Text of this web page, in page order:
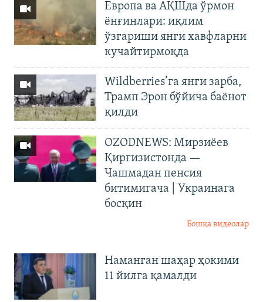
Европа ва АҚШда ўрмон
ёнғинлари: иқлим
ўзгариши янги хавфларни
кучайтирмоқда
Wildberries’га янги зарба,
Трамп Эрон бўйича баёнот
қилди
OZODNEWS: Мирзиёев
Қирғизистонда —
Чашмадан пенсия
битимигача | Украинага
босқин
Бошқа видеолар
Наманган шаҳар ҳокими
11 йилга қамалди